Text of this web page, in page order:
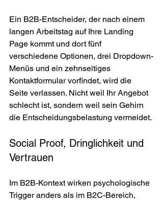
Ein B2B-Entscheider, der nach einem
langen Arbeitstag auf Ihre Landing
Page kommt und dort fünf
verschiedene Optionen, drei Dropdown-
Menüs und ein zehnseitiges
Kontaktformular vorfindet, wird die
Seite verlassen. Nicht weil Ihr Angebot
schlecht ist, sondern weil sein Gehirn
die Entscheidungsbelastung vermeidet.
Social Proof, Dringlichkeit und
Vertrauen
Im B2B-Kontext wirken psychologische
Trigger anders als im B2C-Bereich,